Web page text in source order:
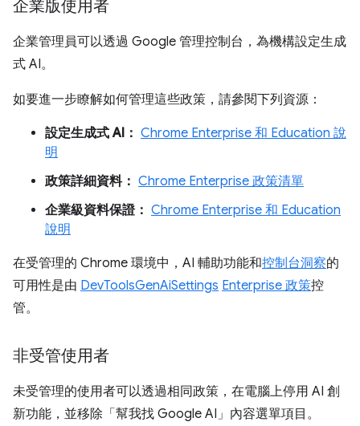
企業版使用者
企業管理員可以透過 Google 管理控制台，為機構設定生成
式 AI。
如要進一步瞭解如何管理這些政策，請參閱下列資源：
設定生成式 AI： Chrome Enterprise 和 Education 說
明
政策詳細資料： Chrome Enterprise 政策清單
企業級資料保證： Chrome Enterprise 和 Education
說明
在受管理的 Chrome 環境中，AI 輔助功能和控制台洞察的
可用性是由 DevToolsGenAiSettings Enterprise 政策控
管。
非受管使用者
未受管理的使用者可以透過相同政策，在電腦上停用 AI 創
新功能，並移除「幫我找 Google AI」內容選單項目。